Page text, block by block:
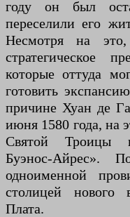
году он был
переселили его
Несмотря на
стратегическое
которые оттуда
готовить
причине Хуан де
июня 1580 года, на
Святой Троицы
Буэнос-Айрес».
одноименной
столицей нового
Плата.